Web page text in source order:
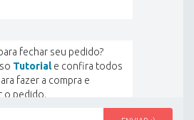
fechar seu pedido?
Tutoriale confira todos
fazer a compra e
o pedido.